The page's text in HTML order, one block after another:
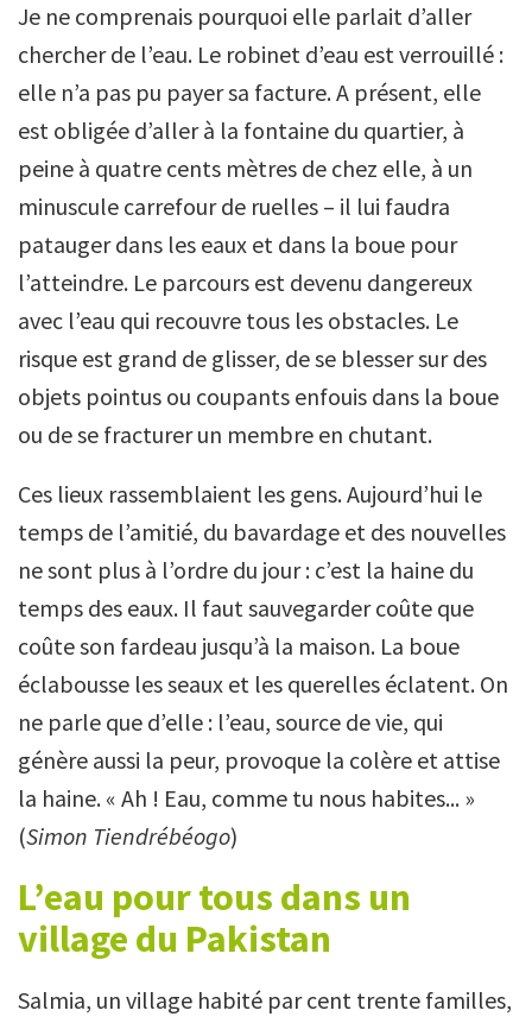
Je ne comprenais pourquoi elle parlait d’aller
chercher de l’eau. Le robinet d’eau est verrouillé :
elle n’a pas pu payer sa facture. A présent, elle
est obligée d’aller à la fontaine du quartier, à
peine à quatre cents mètres de chez elle, à un
minuscule carrefour de ruelles – il lui faudra
patauger dans les eaux et dans la boue pour
l’atteindre. Le parcours est devenu dangereux
avec l’eau qui recouvre tous les obstacles. Le
risque est grand de glisser, de se blesser sur des
objets pointus ou coupants enfouis dans la boue
ou de se fracturer un membre en chutant.
Ces lieux rassemblaient les gens. Aujourd’hui le
temps de l’amitié, du bavardage et des nouvelles
ne sont plus à l’ordre du jour : c’est la haine du
temps des eaux. Il faut sauvegarder coûte que
coûte son fardeau jusqu’à la maison. La boue
éclabousse les seaux et les querelles éclatent. On
ne parle que d’elle : l’eau, source de vie, qui
génère aussi la peur, provoque la colère et attise
la haine. « Ah ! Eau, comme tu nous habites... »
(Simon Tiendrébéogo)
L’eau pour tous dans un
village du Pakistan
Salmia, un village habité par cent trente familles,